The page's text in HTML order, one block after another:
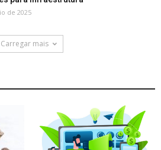
de 2025
Carregar mais